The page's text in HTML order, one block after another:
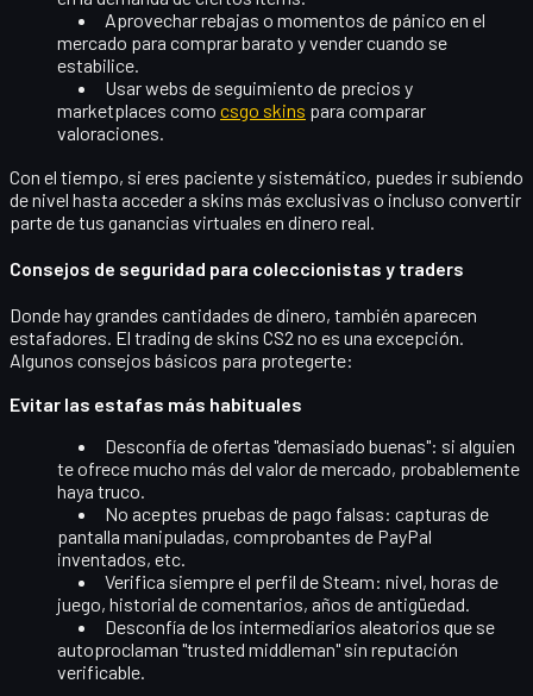
Aprovechar rebajas o momentos de pánico en el
mercado para comprar barato y vender cuando se
estabilice.
Usar webs de seguimiento de precios y
marketplaces como csgo skins para comparar
valoraciones.
Con el tiempo, si eres paciente y sistemático, puedes ir subiendo
de nivel hasta acceder a skins más exclusivas o incluso convertir
parte de tus ganancias virtuales en dinero real.
Consejos de seguridad para coleccionistas y traders
Donde hay grandes cantidades de dinero, también aparecen
estafadores. El trading de skins CS2 no es una excepción.
Algunos consejos básicos para protegerte:
Evitar las estafas más habituales
Desconfía de ofertas "demasiado buenas": si alguien
te ofrece mucho más del valor de mercado, probablemente
haya truco.
No aceptes pruebas de pago falsas: capturas de
pantalla manipuladas, comprobantes de PayPal
inventados, etc.
Verifica siempre el perfil de Steam: nivel, horas de
juego, historial de comentarios, años de antigüedad.
Desconfía de los intermediarios aleatorios que se
autoproclaman "trusted middleman" sin reputación
verificable.